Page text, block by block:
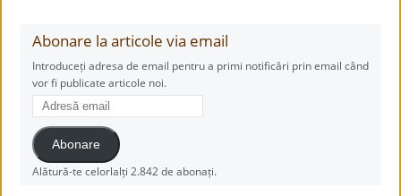
Abonare la articole via email
Introduceți adresa de email pentru a primi notificări prin email când
vor fi publicate articole noi.
Adresă
email
Abonare
Alătură-te celorlalți 2.842 de abonați.